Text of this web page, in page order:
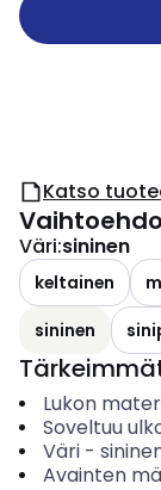
Katso
Väri:sininen
keltainen
sininen
Lukon
Soveltuu
Väri-
Avainten